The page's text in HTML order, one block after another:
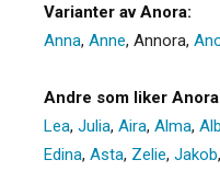
Varianter av Anora:
Anna, Anne, Annora,
Andre som liker
Lea, Julia, Aira, Alma,
Edina, Asta, Zelie, Jakob,